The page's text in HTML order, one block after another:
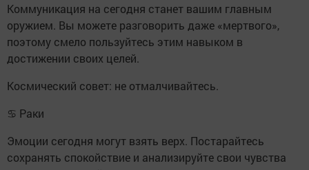
Коммуникация на сегодня станет вашим главным
оружием. Вы можете разговорить даже «мертвого»,
поэтому смело пользуйтесь этим навыком в
достижении своих целей.
Космический совет: не отмалчивайтесь.
♋ Раки
Эмоции сегодня могут взять верх. Постарайтесь
сохранять спокойствие и анализируйте свои чувства